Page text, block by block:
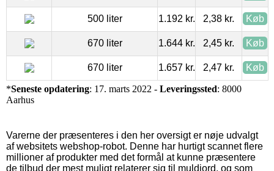
500 liter 1.192 kr. 2,38 kr. Køb
670 liter 1.644 kr. 2,45 kr. Køb
670 liter 1.657 kr. 2,47 kr. Køb
*Seneste opdatering: 17. marts 2022 - Leveringssted: 8000
Aarhus
Varerne der præsenteres i den her oversigt er nøje udvalgt
af websitets webshop-robot. Denne har hurtigt scannet flere
millioner af produkter med det formål at kunne præsentere
de tilbud der mest muligt relaterer sig til muldjord, og som